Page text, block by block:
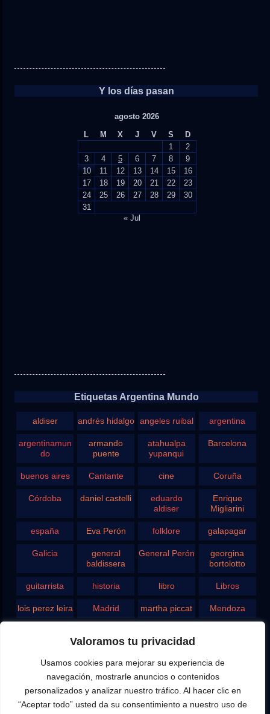
Valoramos tu privacidad
Usamos cookies para mejorar su experiencia de
navegación, mostrarle anuncios o contenidos
personalizados y analizar nuestro tráfico. Al hacer clic en
“Aceptar todo” usted da su consentimiento a nuestro uso de
Y los días pasan
agosto 2026
L
M X J V S
D
1
2
3
4 5 6 7 8
9
10
11 12 13 14 15
16
17
18 19 20 21 22
23
24
25 26 27 28 29
30
31
« Jul
Etiquetas Argentina Mundo
aldiser andrés hidalgo angeles ruibal argentina
argentinamun
do
armando
puente
atahualpa
yupanqui
Barcelona
buenos aires Cantante cine Coruña
Córdoba daniel castelli
eduardo
aldiser
Enrique
Migliarini
españa Eva Perón folklore galapagar
Galicia
general
baldissera
General Perón
georgina
bortolotto
guitarrista historia libro Libros
lois perez leira Madrid martha piccat Mendoza
Rodolfo
Ghezzi
rosario san juan santa fe
Tango teatro television vigo